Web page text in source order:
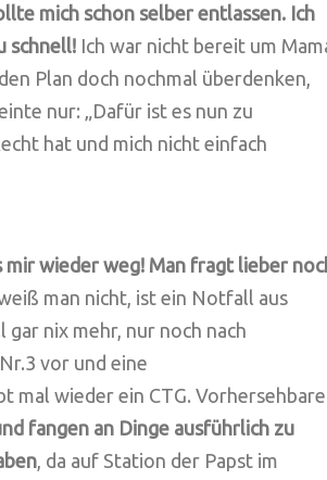
mich schon selber entlassen. Ich
schnell! Ich war nicht bereit um
Plan doch nochmal überdenken,
nur: „Dafür ist es nun zu
hat und mich nicht einfach
wieder weg! Man fragt lieber
man nicht, ist ein Notfall aus
nix mehr, nur noch nach
vor und eine
mal wieder ein CTG. Vorhersehbare
fangen an Dinge ausführlich zu
, da auf Station der Papst im